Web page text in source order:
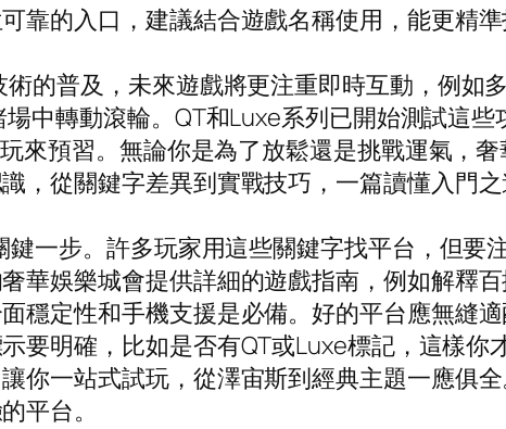
的入口，建議結合遊戲名稱使用，能更精準
的普及，未來遊戲將更注重即時互動，例如
中轉動滾輪。QT和Luxe系列已開始測試這
來預習。無論你是為了放鬆還是挑戰運氣，
從關鍵字差異到實戰技巧，一篇讀懂入門之
一步。許多玩家用這些關鍵字找平台，但要
華娛樂城會提供詳細的遊戲指南，例如解釋
穩定性和手機支援是必備。好的平台應無縫
要明確，比如是否有QT或Luxe標記，這樣你
你一站式試玩，從澤宙斯到經典主題一應俱
平台。